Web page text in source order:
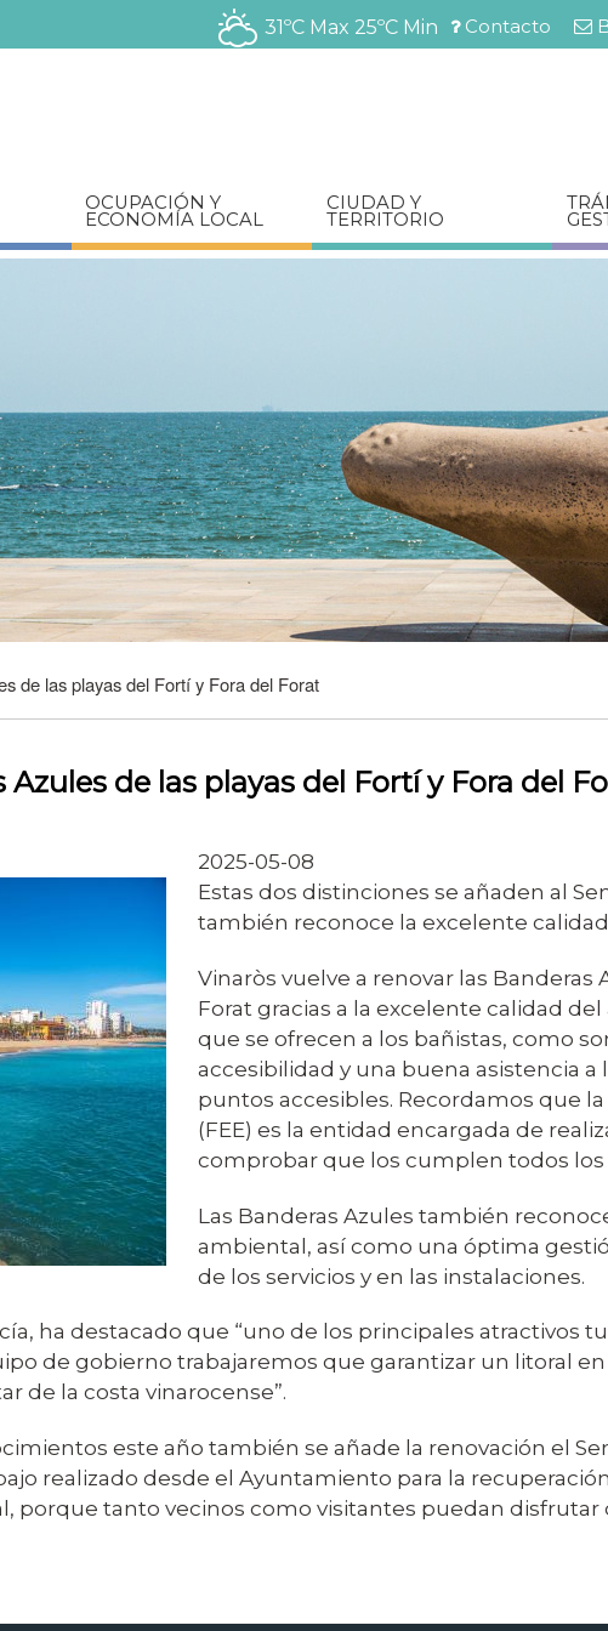
Pasar
al
Menú
Contacto
31ºC Max 25ºC Min
OCUPACIÓN Y
ECONOMÍA LOCAL
CIUDAD Y
TERRITORIO
de las playas del Fortí y Fora del Forat
de las playas del Fortí y Fora del
2025-05-08
Estas dos distinciones se añaden al
también reconoce la excelente
Vinaròs vuelve a renovar las Banderas
Forat gracias a la excelente calidad
que se ofrecen a los bañistas, como
accesibilidad y una buena asistencia
puntos accesibles. Recordamos que
(FEE) es la entidad encargada de
comprobar que los cumplen todos
Las Banderas Azules también
ambiental, así como una óptima
de los servicios y en las instalaciones.
ha destacado que “uno de los principales atractivos
de gobierno trabajaremos que garantizar un litoral
de la costa vinarocense”.
este año también se añade la renovación el
realizado desde el Ayuntamiento para la
porque tanto vecinos como visitantes puedan disfrutar